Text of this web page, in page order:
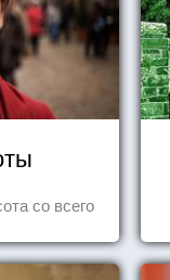
со всего